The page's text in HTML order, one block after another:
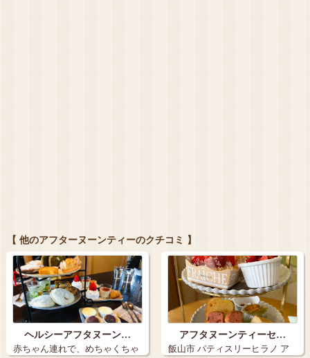
【 他のアフターヌーンティーのクチコミ 】
ヘルシーアフタヌーン…
赤ちゃん連れで、めちゃくちゃ
アフタヌーンティーセ…
飯山市 パティスリーヒラノ ア